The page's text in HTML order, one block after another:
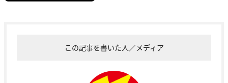
この記事を書いた人／メディア